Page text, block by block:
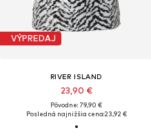
VÝPREDAJ
RIVER ISLAND
23,90 €
Pôvodne: 79,90 €
Posledná najnižšia cena:23,92 €